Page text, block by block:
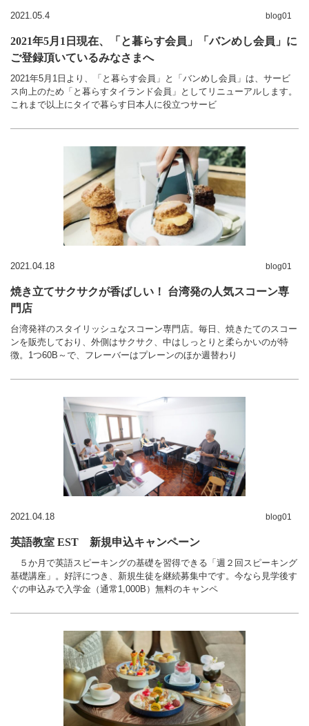
2021.05.4 blog01
2021年5月1日現在、「と暮らす会員」「バンめし会員」に
ご登録頂いているみなさまへ
2021年5月1日より、「と暮らす会員」と「バンめし会員」は、サービ
ス向上のため「と暮らすタイランド会員」としてリニューアルします。
これまで以上にタイで暮らす日本人に役立つサービ
2021.04.18 blog01
焼き立てサクサクが香ばしい！ 台湾発の人気スコーン専
門店
台湾発祥のスタイリッシュなスコーン専門店。毎日、焼きたてのスコー
ンを販売しており、外側はサクサク、中はしっとりと柔らかいのが特
徴。1つ60B～で、フレーバーはプレーンのほか週替わり
2021.04.18 blog01
英語教室 EST 新規申込キャンペーン
５か月で英語スピーキングの基礎を習得できる「週２回スピーキング
基礎講座」。好評につき、新規生徒を継続募集中です。今なら見学後す
ぐの申込みで入学金（通常1,000B）無料のキャンペ